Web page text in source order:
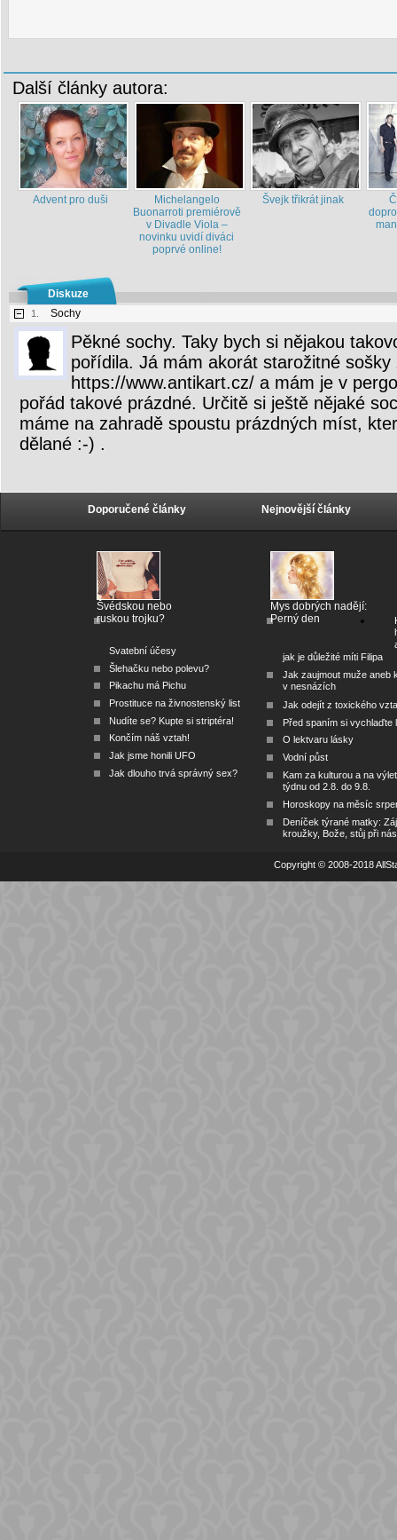
Další články autora:
Advent pro duši
Michelangelo
Buonarroti premiérově
v Divadle Viola –
novinku uvidí diváci
poprvé online!
Švejk třikrát jinak
Diskuze
1. Sochy
Pěkné sochy. Taky bych si nějakou
pořídila. Já mám akorát starožitné sošky
https://www.antikart.cz/ a mám je v
pořád takové prázdné. Určitě si ještě nějaké
máme na zahradě spoustu prázdných míst,
dělané :-) .
Doporučené články
Švédskou nebo
ruskou trojku?
Svatební účesy
Šlehačku nebo polevu?
Pikachu má Pichu
Prostituce na živnostenský list
Nudíte se? Kupte si striptéra!
Končím náš vztah!
Jak jsme honili UFO
Jak dlouho trvá správný sex?
Nejnovější články
Mys dobrých nadějí:
Perný den
jak je důležité míti Filipa
Jak zaujmout muže aneb
v nesnázích
Jak odejít z toxického
Před spaním si vychlaďte
O lektvaru lásky
Vodní půst
Kam za kulturou a na
týdnu od 2.8. do 9.8.
Horoskopy na měsíc
Deníček týrané matky:
kroužky, Bože, stůj při nás
Copyright © 2008-2018